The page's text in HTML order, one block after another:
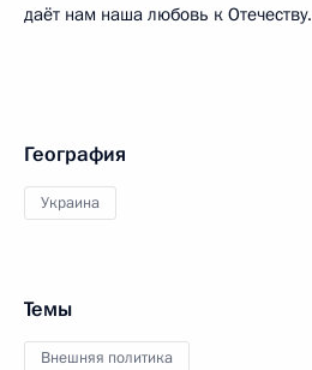
даёт нам наша любовь к Отечеству.
География
Украина
Темы
Внешняя политика